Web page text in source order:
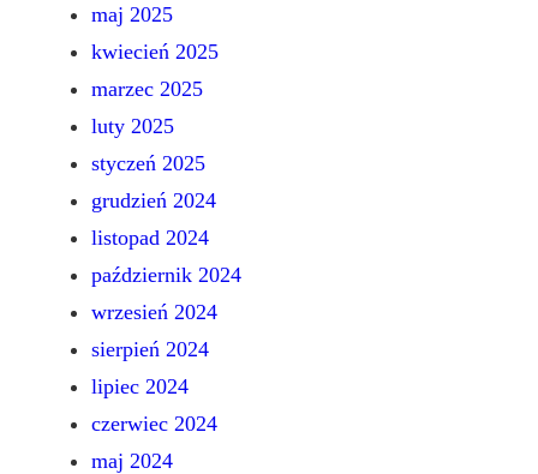
maj 2025
kwiecień 2025
marzec 2025
luty 2025
styczeń 2025
grudzień 2024
listopad 2024
październik 2024
wrzesień 2024
sierpień 2024
lipiec 2024
czerwiec 2024
maj 2024